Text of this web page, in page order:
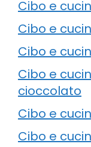
Cibo e
Cibo e
Cibo e
Cibo e
cioccolato
Cibo e
Cibo e